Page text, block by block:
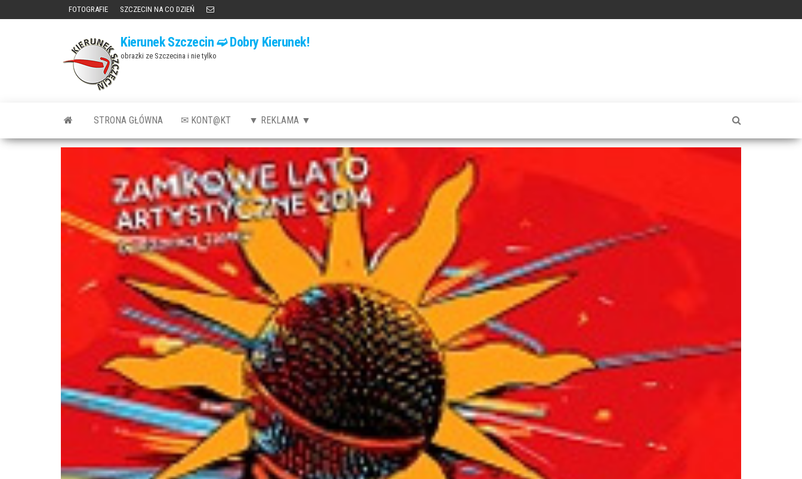
FOTOGRAFIE SZCZECIN NA CO DZIEŃ
Kierunek Szczecin ➫ Dobry Kierunek!
obrazki ze Szczecina i nie tylko
STRONA GŁÓWNA ✉ KONT@KT ▼ REKLAMA ▼